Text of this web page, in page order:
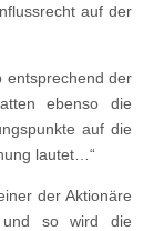
auf der
entsprechend der
ebenso die
auf die
lautet…“
der Aktionäre
und so wird die